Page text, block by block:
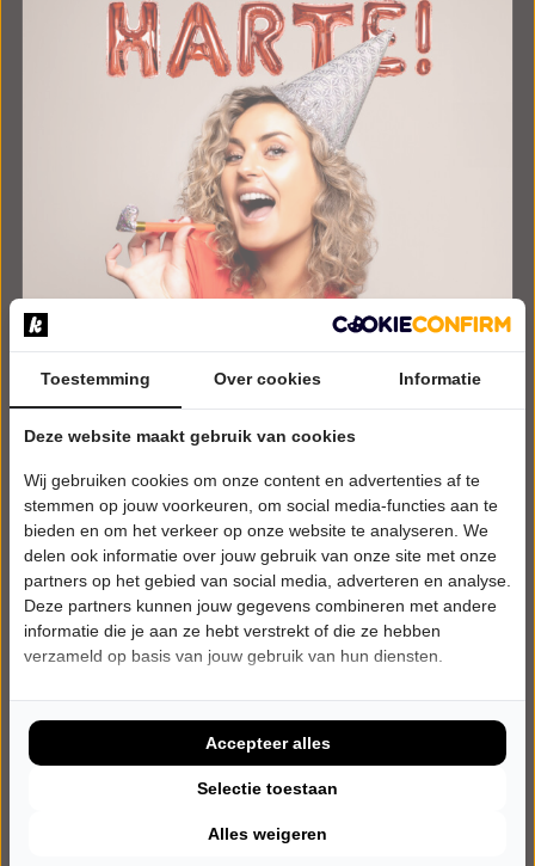
Iris Rulkens
Theaters aan Zee
Renesse
Try-out
CABARET
Tickets
Toestemming Over cookies Informatie
Deze website maakt gebruik van cookies
Wij gebruiken cookies om onze content en advertenties af te
stemmen op jouw voorkeuren, om social media-functies aan te
bieden en om het verkeer op onze website te analyseren. We
delen ook informatie over jouw gebruik van onze site met onze
partners op het gebied van social media, adverteren en analyse.
Deze partners kunnen jouw gegevens combineren met andere
informatie die je aan ze hebt verstrekt of die ze hebben
verzameld op basis van jouw gebruik van hun diensten.
Alles weigeren
Selectie toestaan
Accepteer alles